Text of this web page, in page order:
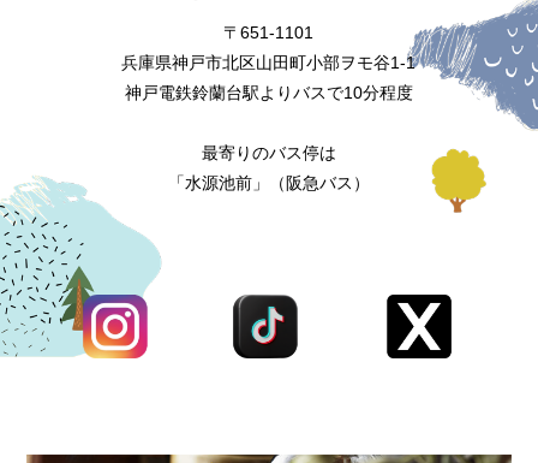
〒651-1101
兵庫県神戸市北区山田町小部ヲモ谷1-1
神戸電鉄鈴蘭台駅よりバスで10分程度
最寄りのバス停は
「水源池前」（阪急バス）